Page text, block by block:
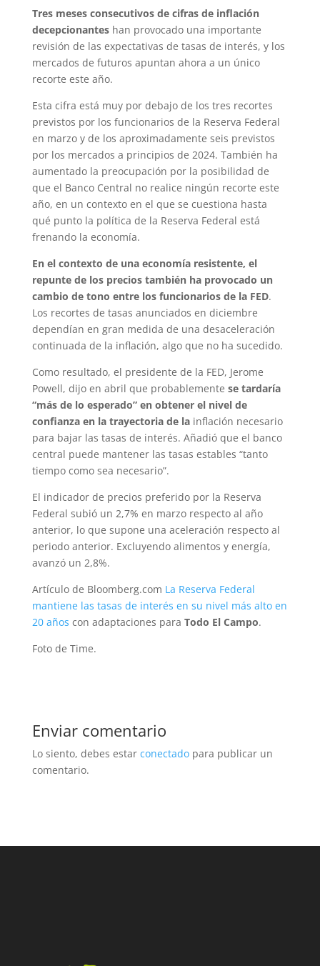
Tres meses consecutivos de cifras de inflación
decepcionanteshan provocado una importante
revisión de las expectativas de tasas de interés, y los
mercados de futuros apuntan ahora a un único
recorte este año.
Esta cifra está muy por debajo de los tres recortes
previstos por los funcionarios de la Reserva Federal
en marzo y de los aproximadamente seis previstos
por los mercados a principios de 2024. También ha
aumentado la preocupación por la posibilidad de
que el Banco Central no realice ningún recorte este
año, en un contexto en el que se cuestiona hasta
qué punto la política de la Reserva Federal está
frenando la economía.
En el contexto de una economía resistente, el
repunte de los precios también ha provocado un
cambio de tono entre los funcionarios de la FED.
Los recortes de tasas anunciados en diciembre
dependían en gran medida de una desaceleración
continuada de la inflación, algo que no ha sucedido.
Como resultado, el presidente de la FED, Jerome
Powell, dijo en abril que probablemente se tardaría
“más de lo esperado” en obtener el nivel de
confianza en la trayectoria de la inflación necesario
para bajar las tasas de interés. Añadió que el banco
central puede mantener las tasas estables “tanto
tiempo como sea necesario”.
El indicador de precios preferido por la Reserva
Federal subió un 2,7% en marzo respecto al año
anterior, lo que supone una aceleración respecto al
periodo anterior. Excluyendo alimentos y energía,
avanzó un 2,8%.
Artículo de Bloomberg.com La Reserva Federal
mantiene las tasas de interés en su nivel más alto en
20 años con adaptaciones para Todo El Campo.
Foto de Time.
Enviar comentario
Lo siento, debes estar conectadopara publicar un
comentario.